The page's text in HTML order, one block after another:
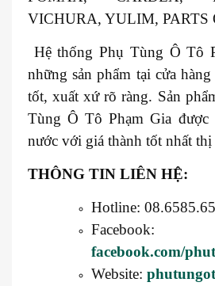
VICHURA, YULIM,
Hệ thống Phụ Tùng Ô Tô
những sản phẩm tại cửa
tốt, xuất xứ rõ ràng. Sản
Tùng Ô Tô Phạm Gia được
nước với giá thành tốt nhất
THÔNG TIN LIÊN HỆ:
Hotline:
Facebook:
facebook.com/
Website: